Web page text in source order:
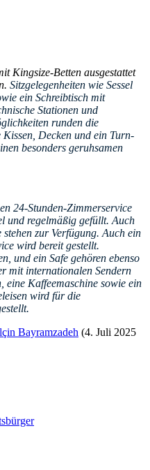
Kingsize-Betten ausgestattet
Sitzgelegenheiten wie Sessel
ein Schreibtisch mit
Stationen und
runden die
Kissen, Decken und ein Turn-
besonders geruhsamen
24-Stunden-Zimmerservice
und regelmäßig gefüllt. Auch
zur Verfügung. Auch ein
wird bereit gestellt.
und ein Safe gehören ebenso
mit internationalen Sendern
eine Kaffeemaschine sowie ein
wird für die
Bayramzadeh (4. Juli 2025